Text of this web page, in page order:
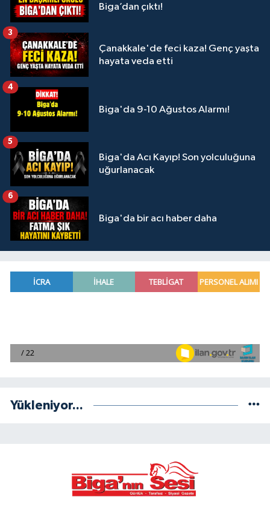
Biga’dan çıktı!
Çanakkale'de feci kaza! Genç yaşta
hayata veda etti
3
Biga'da 9-10 Ağustos Alarmı!
4
Biga'da Acı Kayıp! Son yolculuğuna
uğurlanacak
5
Biga'da bir acı haber daha
6
Yükleniyor...